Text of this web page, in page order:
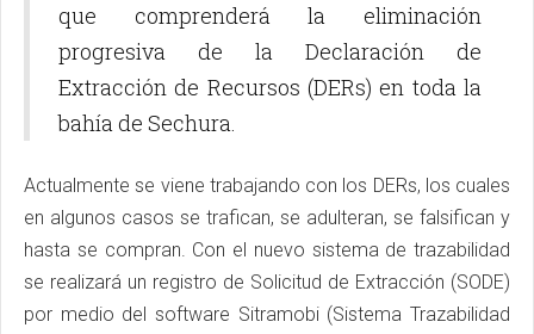
que comprenderá la eliminación
progresiva de la Declaración de
Extracción de Recursos (DERs) en toda la
bahía de Sechura.
Actualmente se viene trabajando con los DERs, los cuales
en algunos casos se trafican, se adulteran, se falsifican y
hasta se compran. Con el nuevo sistema de trazabilidad
se realizará un registro de Solicitud de Extracción (SODE)
por medio del software Sitramobi (Sistema Trazabilidad